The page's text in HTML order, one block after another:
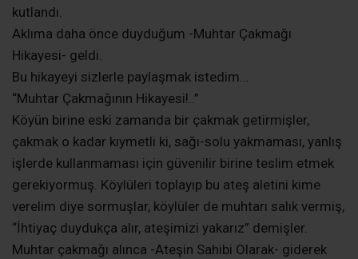
kutlandı.
Aklıma daha önce duyduğum -Muhtar Çakmağı
Hikayesi- geldi.
Bu hikayeyi sizlerle paylaşmak istedim…
“Muhtar Çakmağının Hikayesi!..”
Köyün birine eski zamanda bir çakmak getirmişler,
çakmak o kadar kıymetli ki, sağı-solu yakmaması, yanlış
işlerde kullanmaması için güvenilir birine teslim etmek
gerekiyormuş. Köylüleri toplayıp bu ateş aletini kime
verelim diye sormuşlar, köylüler de muhtarı salık vermiş,
“İhtiyaç duydukça alır, ateşimizi yakarız” demişler.
Muhtar çakmağı alınca -Ateşin Sahibi Olarak- giderek